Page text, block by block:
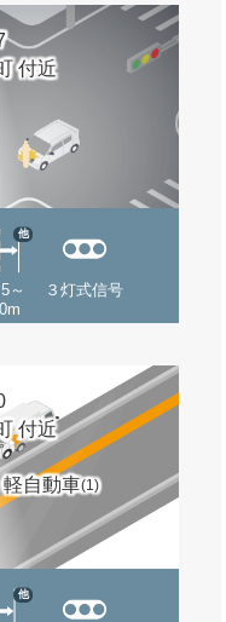
付近
～
他
３灯式信号
付近
軽自動車(1)
他